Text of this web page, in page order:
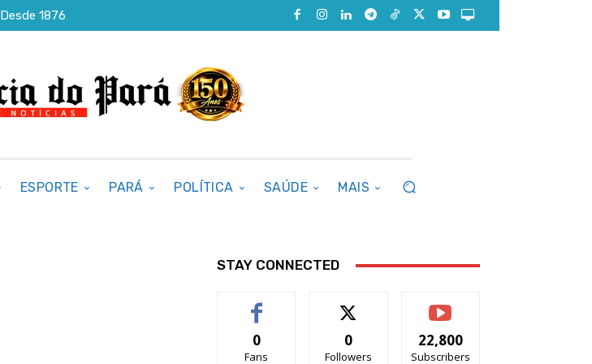
Desde 1876
ESPORTE PARÁ POLÍTICA SAÚDE MAIS
STAY CONNECTED
0
Fans
0
Followers
22,800
Subscribers